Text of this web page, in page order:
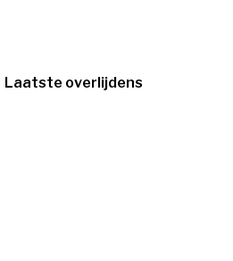
Laatste overlijdens